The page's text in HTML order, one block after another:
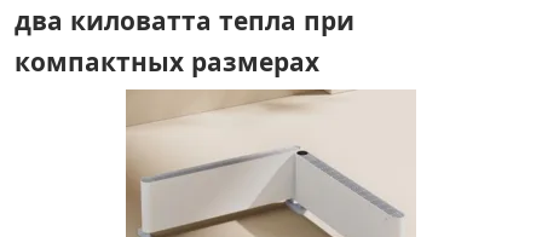
два киловатта тепла при
компактных размерах